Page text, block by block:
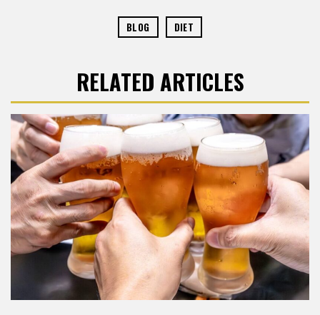
BLOG DIET
RELATED ARTICLES